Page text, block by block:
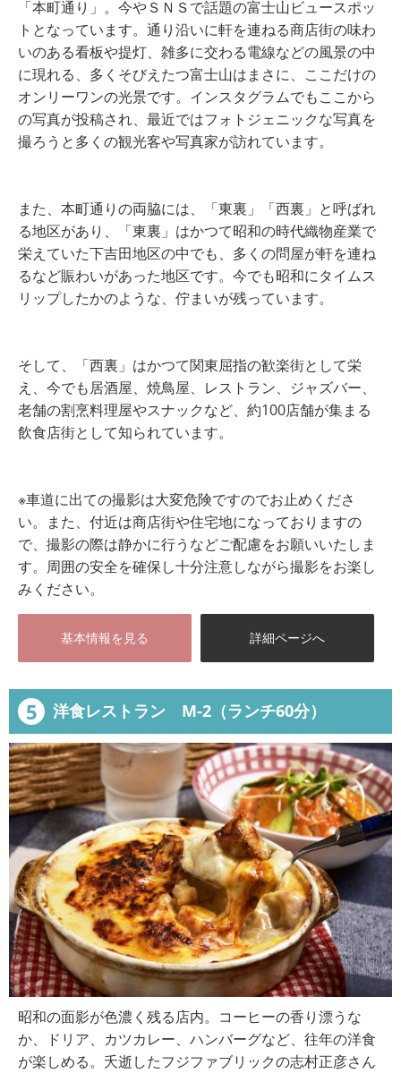
「本町通り」。今やＳＮＳで話題の富士山ビュースポッ
トとなっています。通り沿いに軒を連ねる商店街の味わ
いのある看板や提灯、雑多に交わる電線などの風景の中
に現れる、多くそびえたつ富士山はまさに、ここだけの
オンリーワンの光景です。インスタグラムでもここから
の写真が投稿され、最近ではフォトジェニックな写真を
撮ろうと多くの観光客や写真家が訪れています。
また、本町通りの両脇には、「東裏」「西裏」と呼ばれ
る地区があり、「東裏」はかつて昭和の時代織物産業で
栄えていた下吉田地区の中でも、多くの問屋が軒を連ね
るなど賑わいがあった地区です。今でも昭和にタイムス
リップしたかのような、佇まいが残っています。
そして、「西裏」はかつて関東屈指の歓楽街として栄
え、今でも居酒屋、焼鳥屋、レストラン、ジャズバー、
老舗の割烹料理屋やスナックなど、約100店舗が集まる
飲食店街として知られています。
※車道に出ての撮影は大変危険ですのでお止めくださ
い。また、付近は商店街や住宅地になっておりますの
で、撮影の際は静かに行うなどご配慮をお願いいたしま
す。周囲の安全を確保し十分注意しながら撮影をお楽し
みください。
基本情報を見る 詳細ページへ
5 洋食レストラン M-2（ランチ60分）
昭和の面影が色濃く残る店内。コーヒーの香り漂うな
か、ドリア、カツカレー、ハンバーグなど、往年の洋食
が楽しめる。夭逝したフジファブリックの志村正彦さん